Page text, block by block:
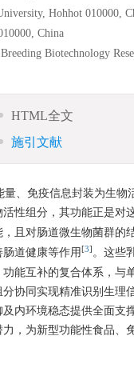
Hohhot 010000,
China
Biotechnology
HTML全文
施引文献
、免疫信息封装为生
性组分，其功能正是
且对肠道微生物菌群的
道健康等作用 [3] 。这些
能互补的复合体系，与
协同实现精准识别生
内环境稳态提供全面支
，为新型功能性食品